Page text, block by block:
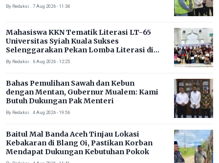
By Redaksi . 7 Aug 2026 - 11:34
Mahasiswa KKN Tematik Literasi LT-65
Universitas Syiah Kuala Sukses
Selenggarakan Pekan Lomba Literasi di
Gampong Rhieng Blang
By Redaksi . 6 Aug 2026 - 12:25
Bahas Pemulihan Sawah dan Kebun
dengan Mentan, Gubernur Mualem: Kami
Butuh Dukungan Pak Menteri
By Redaksi . 4 Aug 2026 - 19:56
Baitul Mal Banda Aceh Tinjau Lokasi
Kebakaran di Blang Oi, Pastikan Korban
Mendapat Dukungan Kebutuhan Pokok